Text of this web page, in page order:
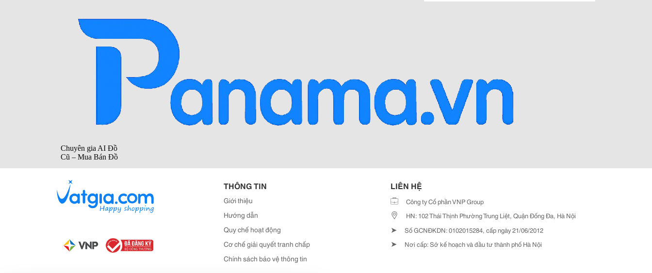
THÔNG TIN
Giới thiệu
Hướng dẫn
Quy chế hoạt động
Cơ chế giải quyết tranh chấp
Chính sách bảo vệ thông tin
LIÊN HỆ
Công ty Cổ phần VNP Group
HN: 102 Thái Thịnh Phường Trung Liệt, Quận Đống Đa, Hà Nội
➤ Số GCNĐKDN: 0102015284, cấp ngày 21/06/2012
➤ Nơi cấp: Sở kế hoạch và đầu tư thành phố Hà Nội